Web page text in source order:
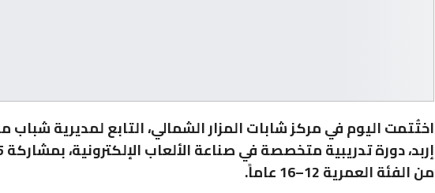
اختُتمت اليوم في مركز شابات المزار الشمالي، التابع لمديرية
من الفئة العمرية 12–16 عاماً.